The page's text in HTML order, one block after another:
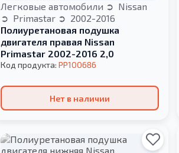
Легковые автомобили
Nissan
Primastar
2002-2016
Полиуретановая подушка
двигателя правая Nissan
Primastar 2002-2016 2,0
Код продукта: PP100686
Нет в наличии